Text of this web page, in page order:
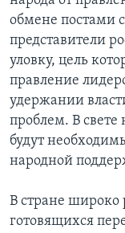
обмене постами
представители
уловку, цель
правление
удержании
проблем. В свете
будут
народной
В стране широко
готовящихся